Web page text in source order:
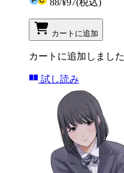
カートに追加
カートに追加しました
試し読み